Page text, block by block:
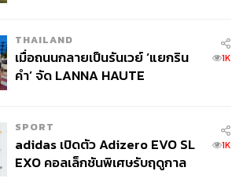
THAILAND
เมื่อถนนกลายเป็นรันเวย์ ‘แยกริน
คำ’ จัด LANNA HAUTE
1K
SPORT
adidas เปิดตัว Adizero EVO SL
EXO คอลเล็กชันพิเศษรับฤดูกาล
1K